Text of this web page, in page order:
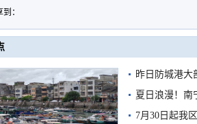
：
昨日防城港大
雨
夏日浪漫！南
7月30日起我